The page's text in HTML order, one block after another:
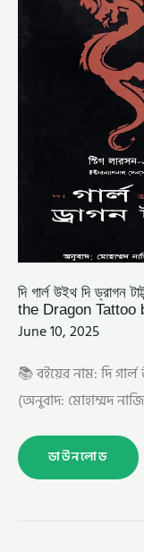
দি গার্ল উইথ দি ড্রাগন
the Dragon Tattoo
June 10, 2025
📚 বইয়ের নাম: দি
(অনুবাদ: মোহাম্মদ
মোহাম্মদ
নাজিম
TATTOO
LARSSON
–
NAZIM
UDDIN)
ডাউনলোড